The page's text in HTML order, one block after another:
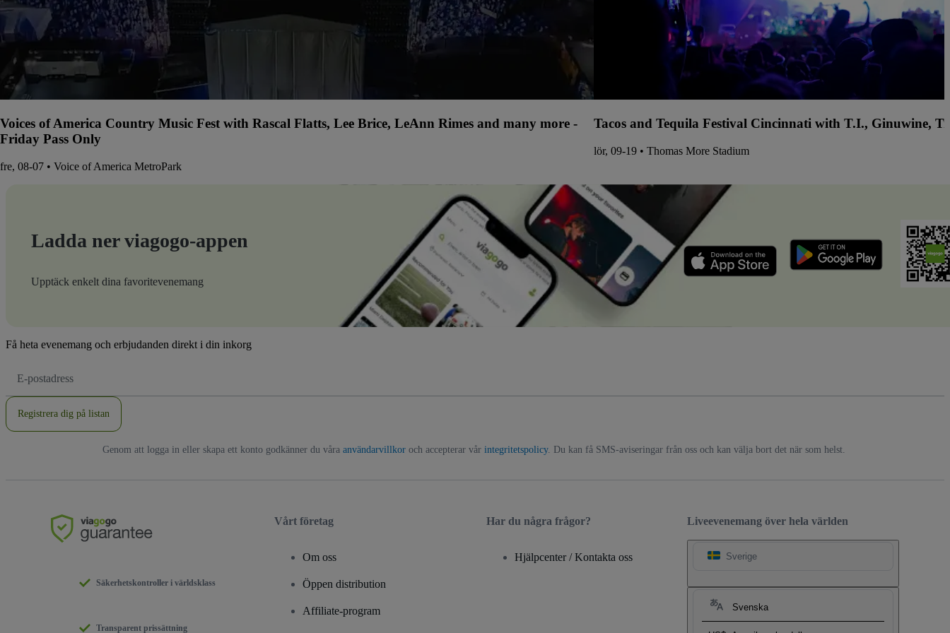
Voices of America Country Music Fest with Rascal Flatts, Lee Brice, LeAnn Rimes and many more -
Friday Pass Only
fre, 08-07 • Voice of America MetroPark
Tacos and Tequila Festival Cincinnati with T.I., Ginuwine,
lör, 09-19 • Thomas More Stadium
Ladda ner viagogo-appen
Upptäck enkelt dina favoritevenemang
Få heta evenemang och erbjudanden direkt i din inkorg
postadress
Registrera dig på listan
Genom att logga in eller skapa ett konto godkänner du våra användarvillkoroch accepterar vår integritetspolicy. Du kan få SMS-aviseringar från oss och kan välja bort det när som helst.
Liveevenemang över hela världen
Sverige
Svenska
Säkerhetskontroller i världsklass
Transparent prissättning
Vårt företag
Om oss
Öppen distribution
Affiliate-program
Har du några frågor?
Hjälpcenter / Kontakta oss